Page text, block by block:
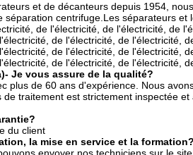
et de décanteurs depuis 1954,
centrifuge.Les séparateurs
de l'électricité, de l'électricité, de
de l'électricité, de l'électricité,
de l'électricité, de l'électricité,
de l'électricité, de l'électricité,
- Je vous assure de la qualité?
plus de 60 ans d'expérience. Nous
traitement est strictement inspectée
du client
la mise en service et la formation?